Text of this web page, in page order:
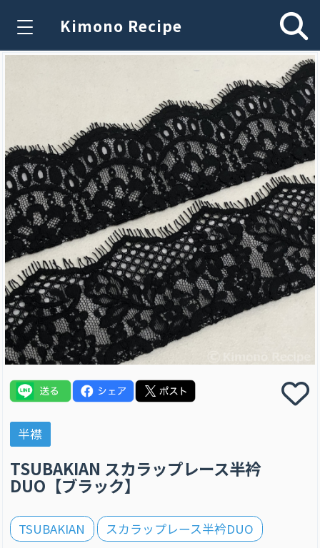
Kimono Recipe
半襟
TSUBAKIAN スカラップレース半衿
DUO【ブラック】
TSUBAKIAN スカラップレース半衿DUO